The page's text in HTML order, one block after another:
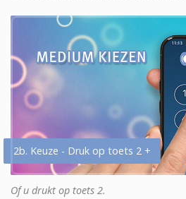
2b. Keuze - Druk op toets 2 +
Of u drukt op toets 2.